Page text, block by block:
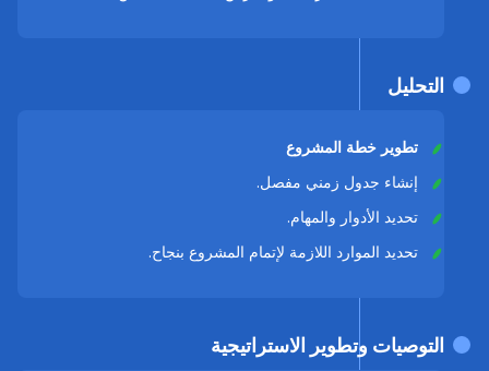
تطوير خطة المشروع
إنشاء جدول زمني مفصل.
تحديد الأدوار والمهام.
تحديد الموارد اللازمة لإتمام المشروع بنجاح.
التحليل
التوصيات وتطوير الاستراتيجية